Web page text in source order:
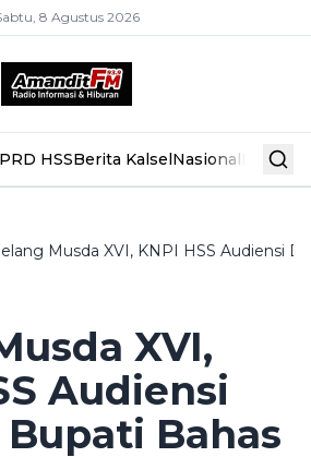
8 Agustus 2026
HSSBerita KalselNasional Hiburan
Musda XVI, KNPI HSS Audiensi
XVI,
Audiensi
Bahas